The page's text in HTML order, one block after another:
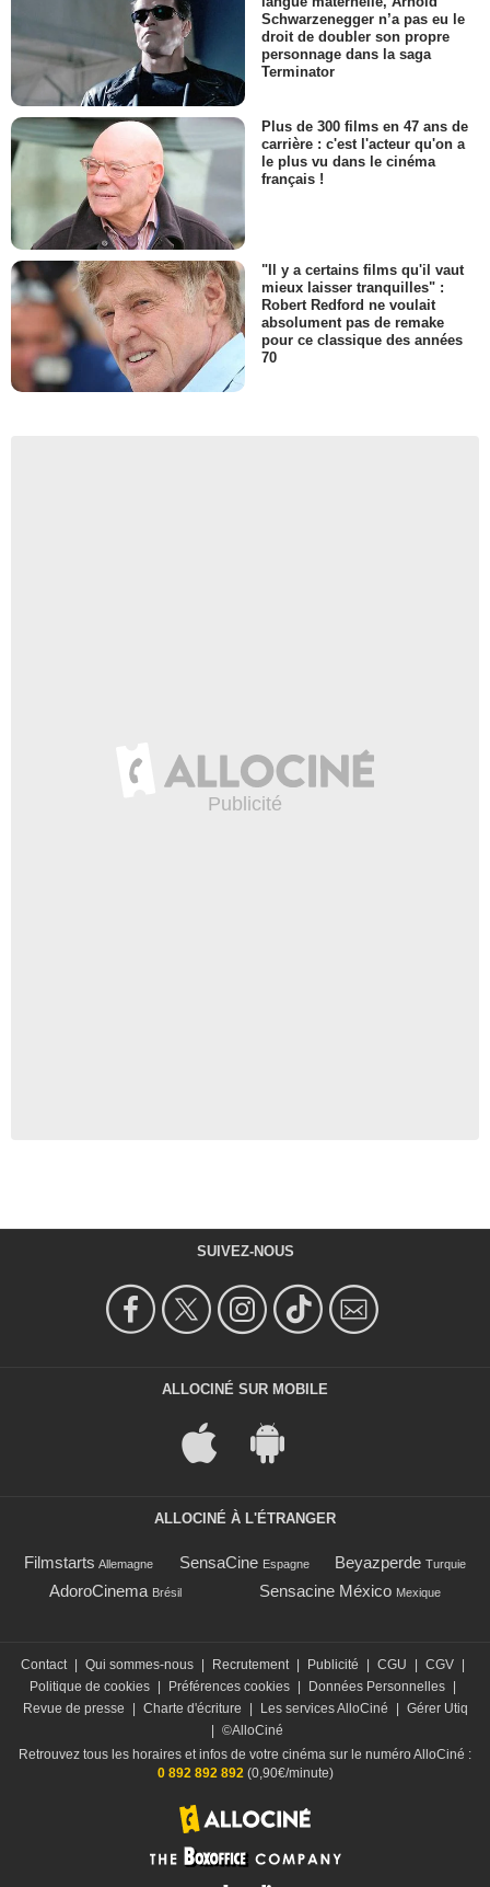
Schwarzenegger n’a pas eu le
droit de doubler son propre
personnage dans la saga
Terminator
Plus de 300 films en 47 ans de
carrière : c'est l'acteur qu'on a
le plus vu dans le cinéma
français !
"Il y a certains films qu'il vaut
mieux laisser tranquilles" :
Robert Redford ne voulait
absolument pas de remake
pour ce classique des années
70
SUIVEZ-NOUS
ALLOCINÉ SUR MOBILE
ALLOCINÉ À L'ÉTRANGER
Filmstarts Allemagne SensaCine Espagne Beyazperde Turquie
AdoroCinema Brésil Sensacine México Mexique
Contact Qui sommes-nous Recrutement Publicité CGU CGV
Politique de cookies
Préférences cookies Données Personnelles
Revue de presse
Charte d'écriture Les services AlloCiné
Gérer Utiq
©AlloCiné
Retrouvez tous les horaires et infos de votre cinéma sur le numéro AlloCiné :
0 892 892 892(0,90€/minute)